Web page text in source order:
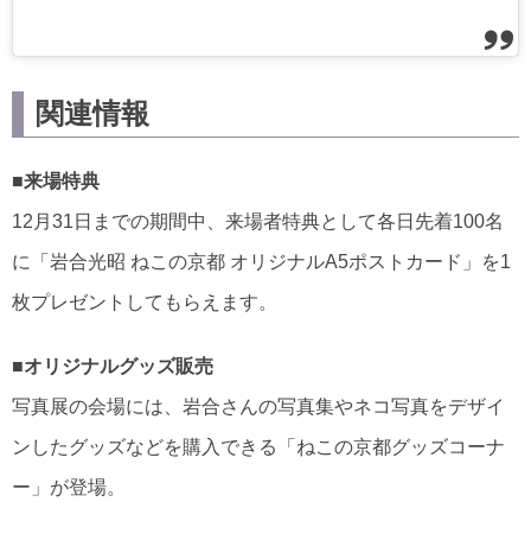
関連情報
■来場特典
12月31日までの期間中、来場者特典として各日先着100名
に「岩合光昭 ねこの京都 オリジナルA5ポストカード」を1
枚プレゼントしてもらえます。
■オリジナルグッズ販売
写真展の会場には、岩合さんの写真集やネコ写真をデザイ
ンしたグッズなどを購入できる「ねこの京都グッズコーナ
ー」が登場。